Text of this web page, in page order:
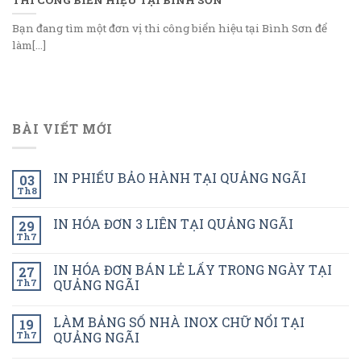
Bạn đang tìm một đơn vị thi công biển hiệu tại Bình Sơn để
làm[...]
BÀI VIẾT MỚI
03
Th8
IN PHIẾU BẢO HÀNH TẠI QUẢNG NGÃI
29
Th7
IN HÓA ĐƠN 3 LIÊN TẠI QUẢNG NGÃI
27
Th7
IN HÓA ĐƠN BÁN LẺ LẤY TRONG NGÀY TẠI
QUẢNG NGÃI
19
Th7
LÀM BẢNG SỐ NHÀ INOX CHỮ NỔI TẠI
QUẢNG NGÃI